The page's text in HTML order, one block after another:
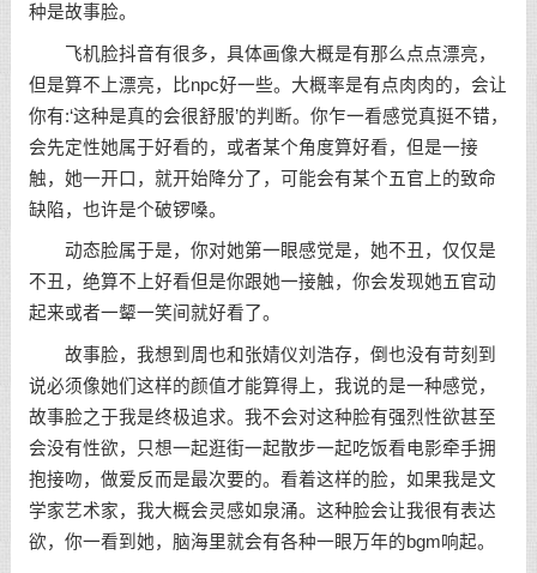
种是故事脸。
飞机脸抖音有很多，具体画像大概是有那么点点漂亮，
但是算不上漂亮，比npc好一些。大概率是有点肉肉的，会让
你有:‘这种是真的会很舒服’的判断。你乍一看感觉真挺不错，
会先定性她属于好看的，或者某个角度算好看，但是一接
触，她一开口，就开始降分了，可能会有某个五官上的致命
缺陷，也许是个破锣嗓。
动态脸属于是，你对她第一眼感觉是，她不丑，仅仅是
不丑，绝算不上好看但是你跟她一接触，你会发现她五官动
起来或者一颦一笑间就好看了。
故事脸，我想到周也和张婧仪刘浩存，倒也没有苛刻到
说必须像她们这样的颜值才能算得上，我说的是一种感觉，
故事脸之于我是终极追求。我不会对这种脸有强烈性欲甚至
会没有性欲，只想一起逛街一起散步一起吃饭看电影牵手拥
抱接吻，做爱反而是最次要的。看着这样的脸，如果我是文
学家艺术家，我大概会灵感如泉涌。这种脸会让我很有表达
欲，你一看到她，脑海里就会有各种一眼万年的bgm响起。